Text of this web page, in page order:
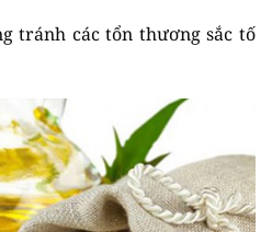
tránh các tổn thương sắc tố